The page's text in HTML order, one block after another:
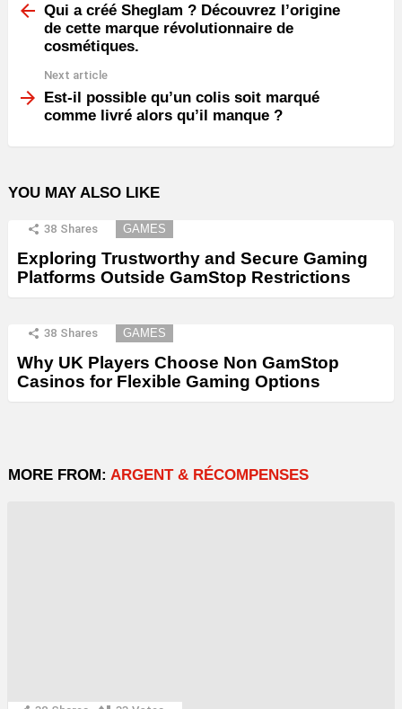
moreQui a créé Sheglam ? Découvrez l’origine
de cette marque révolutionnaire de
cosmétiques.
Next article
Est-il possible qu’un colis soit marqué
comme livré alors qu’il manque ?
YOU MAY ALSO LIKE
38 Shares GAMES
Exploring Trustworthy and Secure Gaming
Platforms Outside GamStop Restrictions
38 Shares GAMES
Why UK Players Choose Non GamStop
Casinos for Flexible Gaming Options
MORE FROM: ARGENT & RÉCOMPENSES